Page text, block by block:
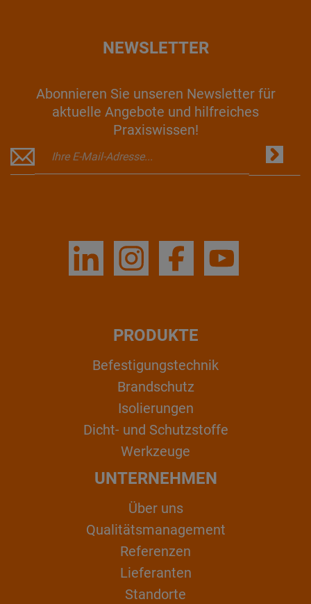
NEWSLETTER
Abonnieren Sie unseren Newsletter für
aktuelle Angebote und hilfreiches
Praxiswissen!
PRODUKTE
Befestigungstechnik
Brandschutz
Isolierungen
Dicht- und Schutzstoffe
Werkzeuge
UNTERNEHMEN
Über uns
Qualitätsmanagement
Referenzen
Lieferanten
Standorte